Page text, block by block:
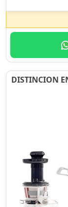
DISTINCION